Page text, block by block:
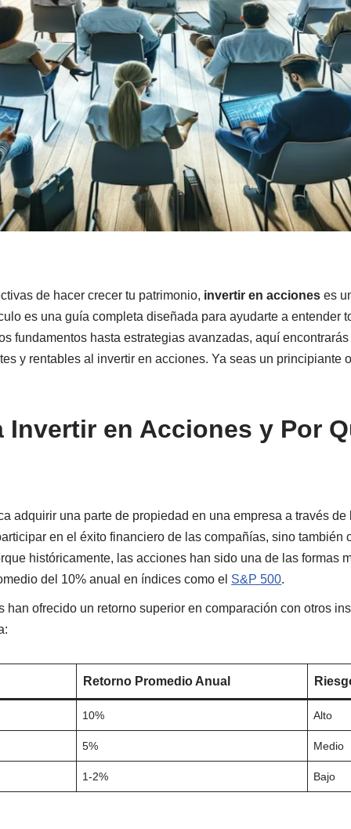
de hacer crecer tu patrimonio, invertir en acciones es
es una guía completa diseñada para ayudarte a entender
fundamentos hasta estrategias avanzadas, aquí
y rentables al invertir en acciones. Ya seas un principiante
Invertir en Acciones y Por
adquirir una parte de propiedad en una empresa a través
en el éxito financiero de las compañías, sino también
históricamente, las acciones han sido una de las formas
del 10% anual en índices como el S&P 500.
han ofrecido un retorno superior en comparación con otros
Retorno Promedio Anual
10% Alto
5% Medio
1-2% Bajo